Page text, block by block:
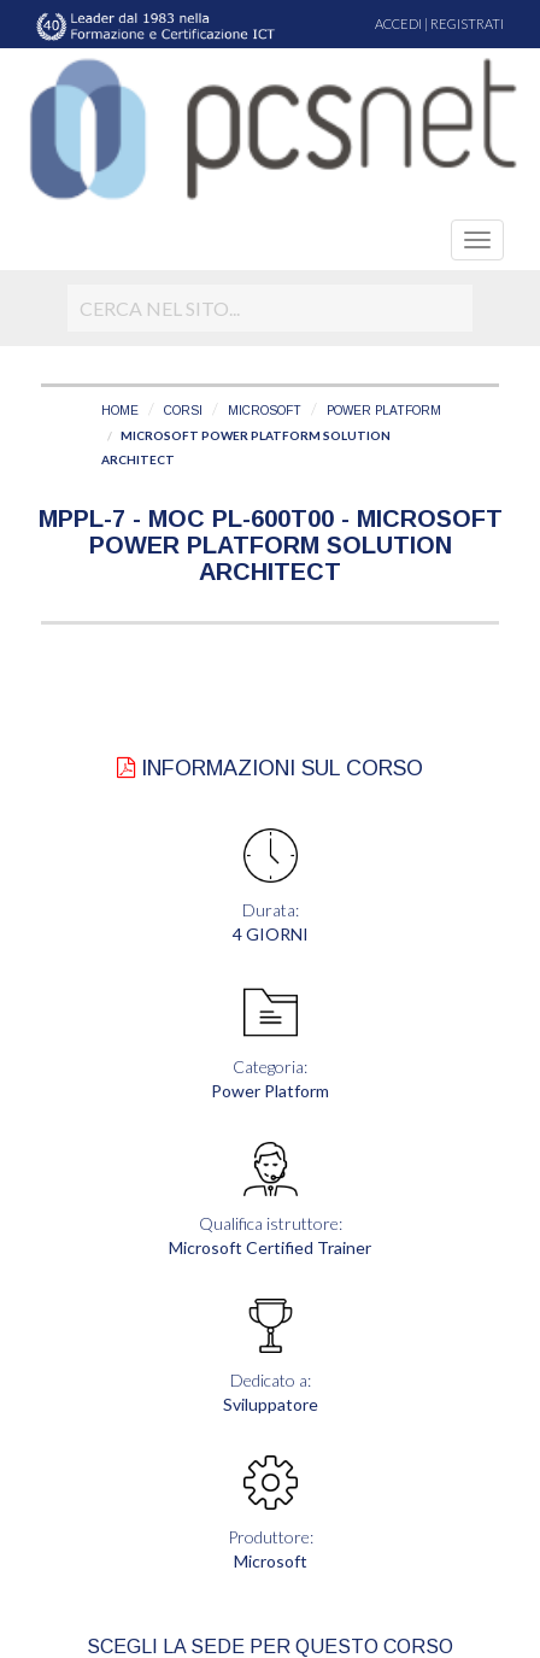
ACCEDI | REGISTRATI
HOME CORSI MICROSOFT POWER PLATFORM
MICROSOFT POWER PLATFORM SOLUTION
ARCHITECT
MPPL-7 - MOC PL-600T00 - MICROSOFT
POWER PLATFORM SOLUTION
ARCHITECT
INFORMAZIONI SUL CORSO
Durata:
4 GIORNI
Categoria:
Power Platform
Qualifica istruttore:
Microsoft Certified Trainer
Dedicato a:
Sviluppatore
Produttore:
Microsoft
SCEGLI LA SEDE PER QUESTO CORSO